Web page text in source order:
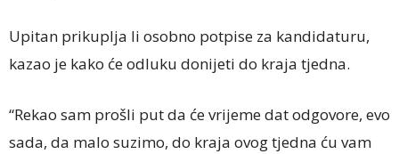
Upitan prikuplja li osobno potpise za kandidaturu,
kazao je kako će odluku donijeti do kraja tjedna.
“Rekao sam prošli put da će vrijeme dat odgovore, evo
sada, da malo suzimo, do kraja ovog tjedna ću vam